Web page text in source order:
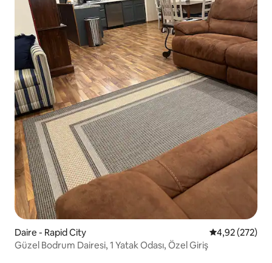
Daire - Rapid City 5 üzerinden
4,92 (272)
Güzel Bodrum Dairesi, 1 Yatak Odası, Özel Giriş